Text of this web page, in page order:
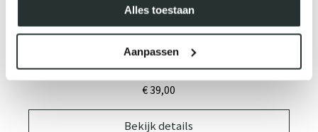
Alles toestaan
Aanpassen
INSTANT BRONZING GEZICHTSSERUM - LIGHT
€ 39,00
Bekijk details